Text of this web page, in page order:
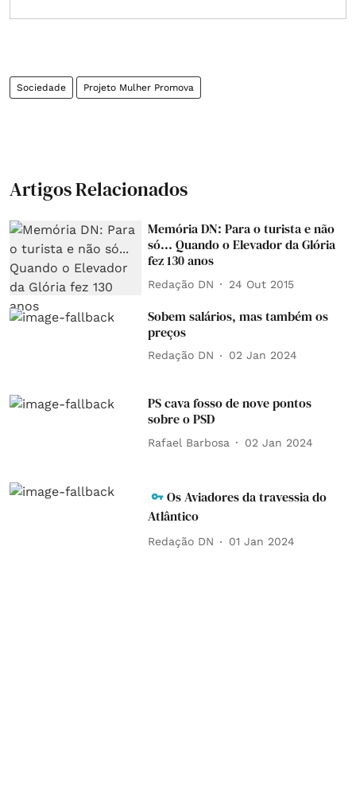
Sociedade Projeto Mulher Promova
Artigos Relacionados
Memória DN: Para o turista e não
só... Quando o Elevador da Glória
fez 130 anos
Redação DN 24 Out 2015
Sobem salários, mas também os
preços
Redação DN 02 Jan 2024
PS cava fosso de nove pontos
sobre o PSD
Rafael Barbosa 02 Jan 2024
Os Aviadores da travessia do
Atlântico
Redação DN 01 Jan 2024